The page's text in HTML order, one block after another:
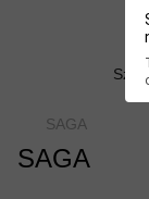
SAGA
SAGA